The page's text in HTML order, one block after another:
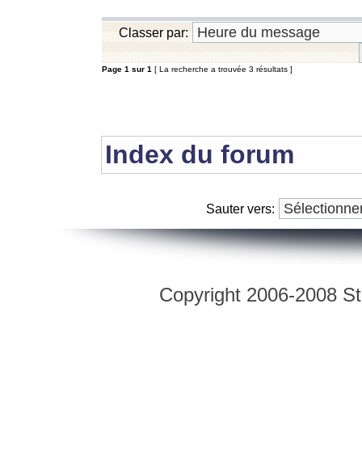
Classer par:
Page 1 sur 1 [ La recherche a trouvée 3 résultats ]
Index du forum
Sauter vers:
Copyright 2006-2008